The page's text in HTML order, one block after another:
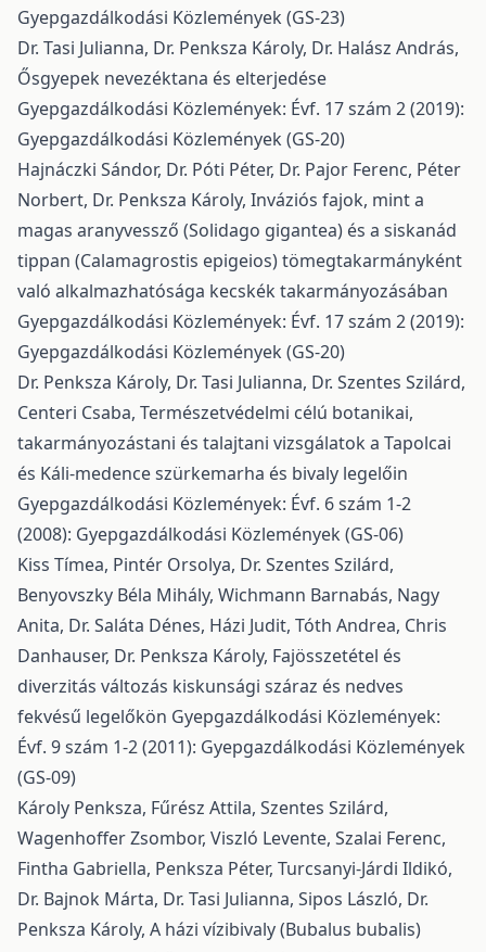
Gyepgazdálkodási Közlemények (GS-23)
Dr. Tasi Julianna, Dr. Penksza Károly, Dr. Halász András,
Ősgyepek nevezéktana és elterjedése
Gyepgazdálkodási Közlemények: Évf. 17 szám 2 (2019):
Gyepgazdálkodási Közlemények (GS-20)
Hajnáczki Sándor, Dr. Póti Péter, Dr. Pajor Ferenc, Péter
Norbert, Dr. Penksza Károly, Inváziós fajok, mint a
magas aranyvessző (Solidago gigantea) és a siskanád
tippan (Calamagrostis epigeios) tömegtakarmányként
való alkalmazhatósága kecskék takarmányozásában
Gyepgazdálkodási Közlemények: Évf. 17 szám 2 (2019):
Gyepgazdálkodási Közlemények (GS-20)
Dr. Penksza Károly, Dr. Tasi Julianna, Dr. Szentes Szilárd,
Centeri Csaba, Természetvédelmi célú botanikai,
takarmányozástani és talajtani vizsgálatok a Tapolcai
és Káli-medence szürkemarha és bivaly legelőin
Gyepgazdálkodási Közlemények: Évf. 6 szám 1-2
(2008): Gyepgazdálkodási Közlemények (GS-06)
Kiss Tímea, Pintér Orsolya, Dr. Szentes Szilárd,
Benyovszky Béla Mihály, Wichmann Barnabás, Nagy
Anita, Dr. Saláta Dénes, Házi Judit, Tóth Andrea, Chris
Danhauser, Dr. Penksza Károly, Fajösszetétel és
diverzitás változás kiskunsági száraz és nedves
fekvésű legelőkön Gyepgazdálkodási Közlemények:
Évf. 9 szám 1-2 (2011): Gyepgazdálkodási Közlemények
(GS-09)
Károly Penksza, Fűrész Attila, Szentes Szilárd,
Wagenhoffer Zsombor, Viszló Levente, Szalai Ferenc,
Fintha Gabriella, Penksza Péter, Turcsanyi-Járdi Ildikó,
Dr. Bajnok Márta, Dr. Tasi Julianna, Sipos László, Dr.
Penksza Károly, A házi vízibivaly (Bubalus bubalis)